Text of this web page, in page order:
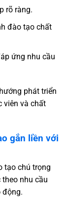
rõ ràng.
đào tạo chất
ứng nhu cầu
phát triển
viên và chất
gắn liền với
tạo chú trọng
nhu cầu
động.